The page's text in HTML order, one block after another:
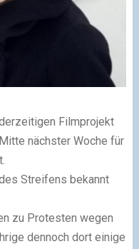
Filmprojekt
nächster Woche für
Streifens bekannt
zu Protesten wegen
dennoch dort einige